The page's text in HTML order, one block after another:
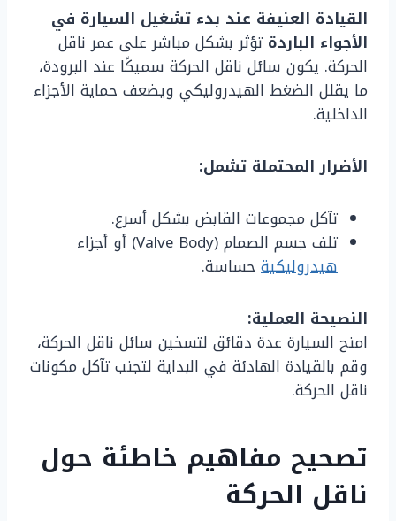
القيادة العنيفة عند بدء تشغيل السيارة في
الأجواء الباردة تؤثر بشكل مباشر على عمر ناقل
الحركة. يكون سائل ناقل الحركة سميكًا عند البرودة،
ما يقلل الضغط الهيدروليكي ويضعف حماية الأجزاء
الداخلية.
الأضرار المحتملة تشمل:
تآكل مجموعات القابض بشكل أسرع.
تلف جسم الصمام (Valve Body) أو أجزاء
هيدروليكية حساسة.
النصيحة العملية:
امنح السيارة عدة دقائق لتسخين سائل ناقل الحركة،
وقم بالقيادة الهادئة في البداية لتجنب تآكل مكونات
ناقل الحركة.
تصحيح مفاهيم خاطئة حول
ناقل الحركة